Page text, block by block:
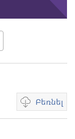
Բեռնել
Տեսանյութը
բեռնելու